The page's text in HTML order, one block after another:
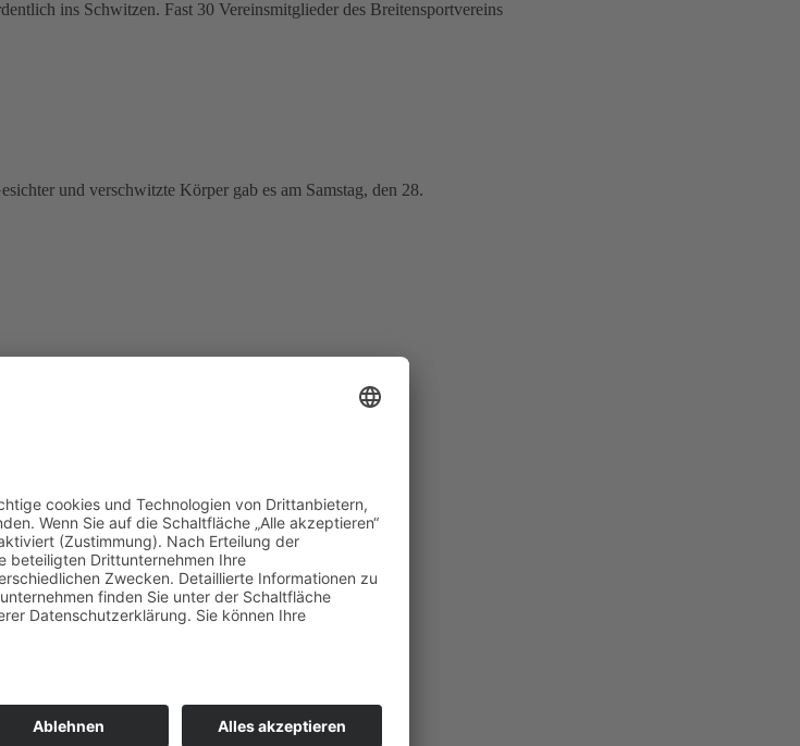
ins Schwitzen. Fast 30 Vereinsmitglieder des Breitensportvereins
und verschwitzte Körper gab es am Samstag, den 28.
In einem weihnachtlichen und stimmungsvollen
Mitglieder in ein langes Vereinsleben. Umso
Weihnachtstag in den Dachsbau – die